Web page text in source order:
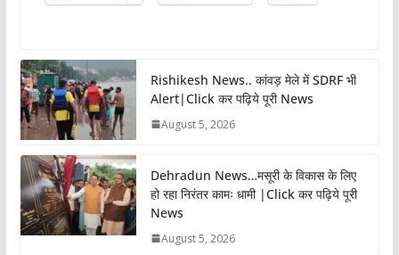
Rishikesh News.. कांवड़ मेले में SDRF भी
Alert|Click कर पढ़िये पूरी News
August 5, 2026
Dehradun News…मसूरी के विकास के लिए
हो रहा निरंतर कामः धामी |Click कर पढ़िये पूरी
News
August 5, 2026